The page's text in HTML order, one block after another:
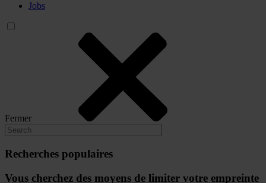
Jobs
Fermer
Recherches populaires
Vous cherchez des moyens de limiter votre empreinte